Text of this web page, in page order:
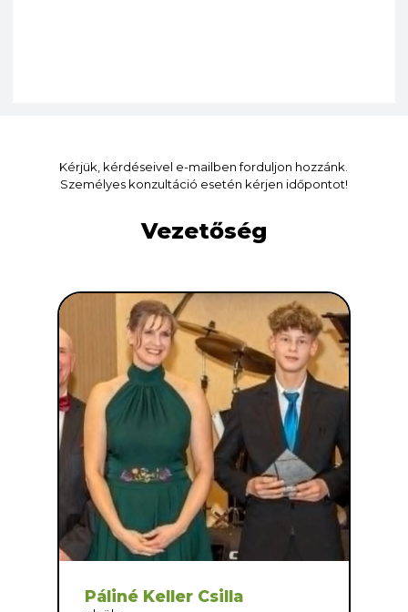
Kérjük, kérdéseivel e-mailben forduljon hozzánk.
Személyes konzultáció esetén kérjen időpontot!
Vezetőség
Páliné Keller Csilla